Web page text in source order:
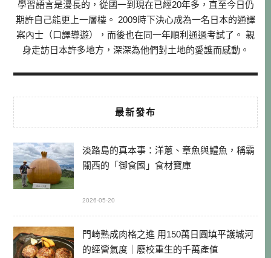
學習語言是漫長的，從國一到現在已經20年多，直至今日仍
期許自己能更上一層樓。 2009時下決心成為一名日本的通譯
案內士（口譯導遊），而後也在同一年順利通過考試了。 親
身走訪日本許多地方，深深為他們對土地的愛護而感動。
最新發布
淡路島的真本事：洋蔥、章魚與鱧魚，稱霸
關西的「御食國」食材寶庫
2026-05-20
門崎熟成肉格之進 用150萬日圓填平護城河
的經營氣度｜廢校重生的千萬產值